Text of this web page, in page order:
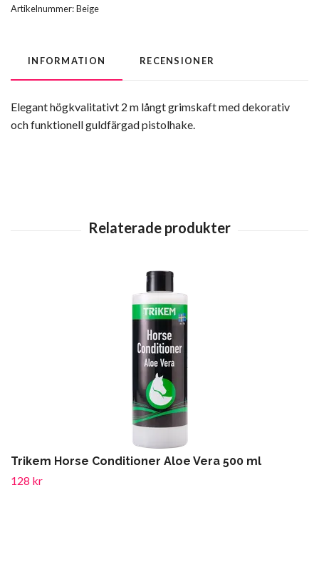
Artikelnummer:Beige
INFORMATION RECENSIONER
Elegant högkvalitativt 2 m långt grimskaft med dekorativ
och funktionell guldfärgad pistolhake.
Trikem Horse Conditioner Aloe Vera 500 ml
128 kr